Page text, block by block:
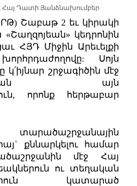
,Հայ Դատի Յանձնախումբեր
Շաբաթ 2 եւ կիրակի
կեդրոնին
ՀՅԴ Միջին Արեւելքի
Սոյն
շրջագիծին մէջ
այն
որոնք հերթաբար
քննարկելու համար
մէջ Հայ
ու տեղական
կատարած